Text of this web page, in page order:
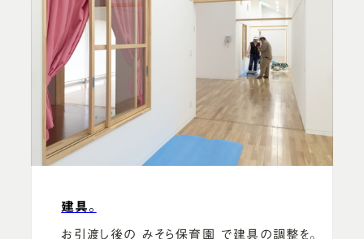
建具。
お引渡し後の みそら保育園 で建具の調整を。